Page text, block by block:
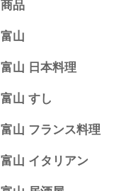
商品
富山
富山 日本料理
富山 すし
富山 フランス料理
富山 イタリアン